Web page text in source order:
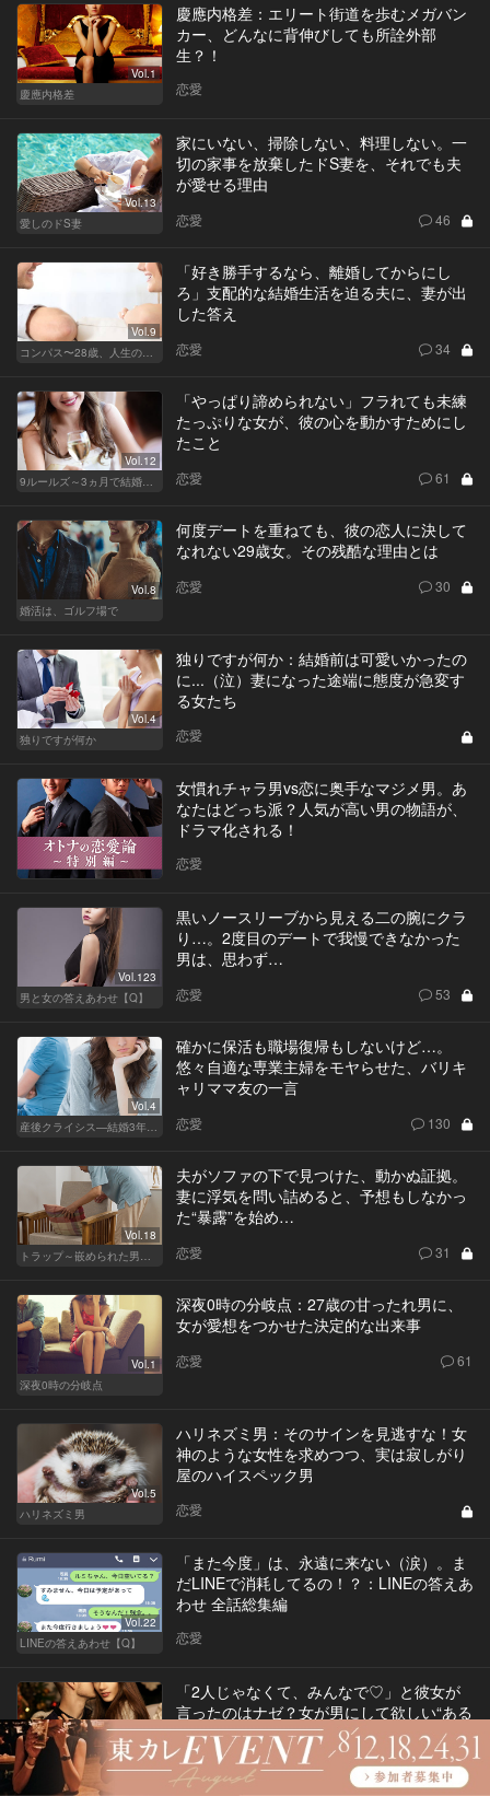
Vol.1
慶應内格差
慶應内格差：エリート街道を歩むメガバン
カー、どんなに背伸びしても所詮外部
生？！
恋愛
Vol.13
愛しのドS妻
家にいない、掃除しない、料理しない。一
切の家事を放棄したドS妻を、それでも夫
が愛せる理由
恋愛 46
Vol.9
「好き勝手するなら、離婚してからにし
ろ」支配的な結婚生活を迫る夫に、妻が出
した答え
恋愛 34
Vol.12
「やっぱり諦められない」フラれても未練
たっぷりな女が、彼の心を動かすためにし
たこと
恋愛 61
Vol.8
婚活は、ゴルフ場で
何度デートを重ねても、彼の恋人に決して
なれない29歳女。その残酷な理由とは
恋愛 30
Vol.4
独りですが何か
独りですが何か：結婚前は可愛いかったの
に...（泣）妻になった途端に態度が急変す
る女たち
恋愛
女慣れチャラ男vs恋に奥手なマジメ男。あ
なたはどっち派？人気が高い男の物語が、
ドラマ化される！
恋愛
Vol.123
男と女の答えあわせ【Q】
黒いノースリーブから見える二の腕にクラ
り…。2度目のデートで我慢できなかった
男は、思わず…
恋愛 53
Vol.4
確かに保活も職場復帰もしないけど…。
悠々自適な専業主婦をモヤらせた、バリキ
ャリママ友の一言
恋愛 130
Vol.18
夫がソファの下で見つけた、動かぬ証拠。
妻に浮気を問い詰めると、予想もしなかっ
た“暴露”を始め…
恋愛 31
Vol.1
深夜0時の分岐点
深夜0時の分岐点：27歳の甘ったれ男に、
女が愛想をつかせた決定的な出来事
恋愛 61
Vol.5
ハリネズミ男
ハリネズミ男：そのサインを見逃すな！女
神のような女性を求めつつ、実は寂しがり
屋のハイスペック男
恋愛
Vol.22
LINEの答えあわせ【Q】
「また今度」は、永遠に来ない（涙）。ま
だLINEで消耗してるの！？：LINEの答えあ
わせ 全話総集編
恋愛
Vol.28
オトナの恋愛論～宿題編～
「2人じゃなくて、みんなで♡」と彼女が
言ったのはナゼ？女が男にして欲しい“ある
行動”とは
恋愛 243